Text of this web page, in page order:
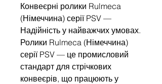
Конвеєрні ролики Rulmeca
(Німеччина) серії PSV —
Надійність у найважчих умовах.
Ролики Rulmeca (Німеччина)
серії PSV — це промисловий
стандарт для стрічкових
конвеєрів, що працюють у